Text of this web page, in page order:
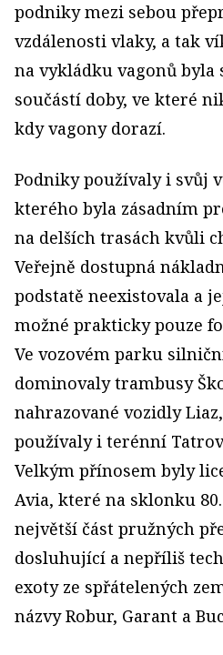
podniky mezi sebou
vzdálenosti vlaky, a tak
na vykládku vagonů byla
součástí doby, ve které
kdy vagony dorazí.
Podniky používaly i svůj
kterého byla zásadním
na delších trasách kvůli
Veřejně dostupná
podstatě neexistovala a
možné prakticky pouze
Ve vozovém parku
dominovaly trambusy
nahrazované vozidly
používaly i terénní
Velkým přínosem byly
Avia, které na sklonku
největší část pružných
dosluhující a nepříliš
exoty ze spřátelených
názvy Robur, Garant a